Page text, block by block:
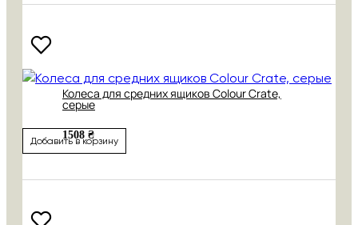
Колеса для средних ящиков Colour Crate,
серые
1508 ₴
Добавить в корзину